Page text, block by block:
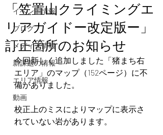
イベント情報
ブログ
メディア情報
新課題の情報
エリア情報
動画
「笠置山クライミングエ
リアガイドー改定版ー」
訂正箇所のお知らせ
今回新しく追加しました「猪まち右
エリア」のマップ（152ページ）に不
備がありました。
校正上のミスによりマップに表示さ
れていない岩があります。